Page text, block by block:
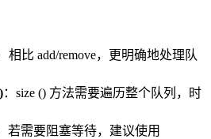
相比 add/remove，更明确地处理队
：size () 方法需要遍历整个队列，时
若需要阻塞等待，建议使用